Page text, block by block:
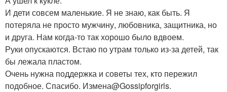
И дети совсем маленькие. Я не знаю, как быть. Я
потеряла не просто мужчину, любовника, защитника, но
и друга. Нам когда-то так хорошо было вдвоем.
Руки опускаются. Встаю по утрам только из-за детей, так
бы лежала пластом.
Очень нужна поддержка и советы тех, кто пережил
подобное. Спасибо. Измена@Gossipforgirls.